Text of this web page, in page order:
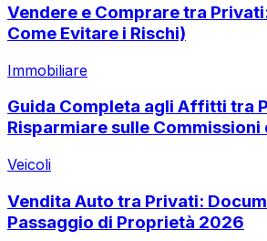
Vendere e Comprare tra
Come Evitare i Rischi)
Immobiliare
Guida Completa agli Affitti tra
Risparmiare sulle Commissioni
Veicoli
Vendita Auto tra Privati:
Passaggio di Proprietà 2026